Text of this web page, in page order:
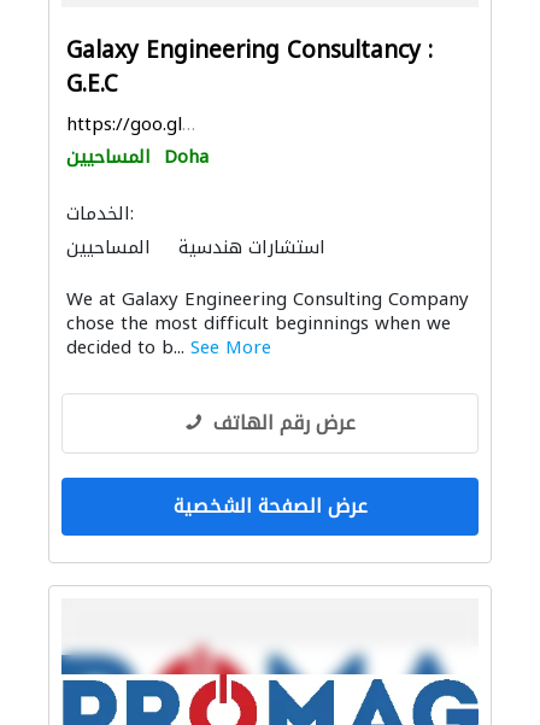
Galaxy Engineering Consultancy :
G.E.C
https://goo.gl/maps/YT3uJg5tgmk8xZei7
المساحيين Doha
الخدمات:
المساحيين
استشارات هندسية
We at Galaxy Engineering Consulting Company
chose the most difficult beginnings when we
decided to b... See More
عرض رقم الهاتف
عرض الصفحة الشخصية